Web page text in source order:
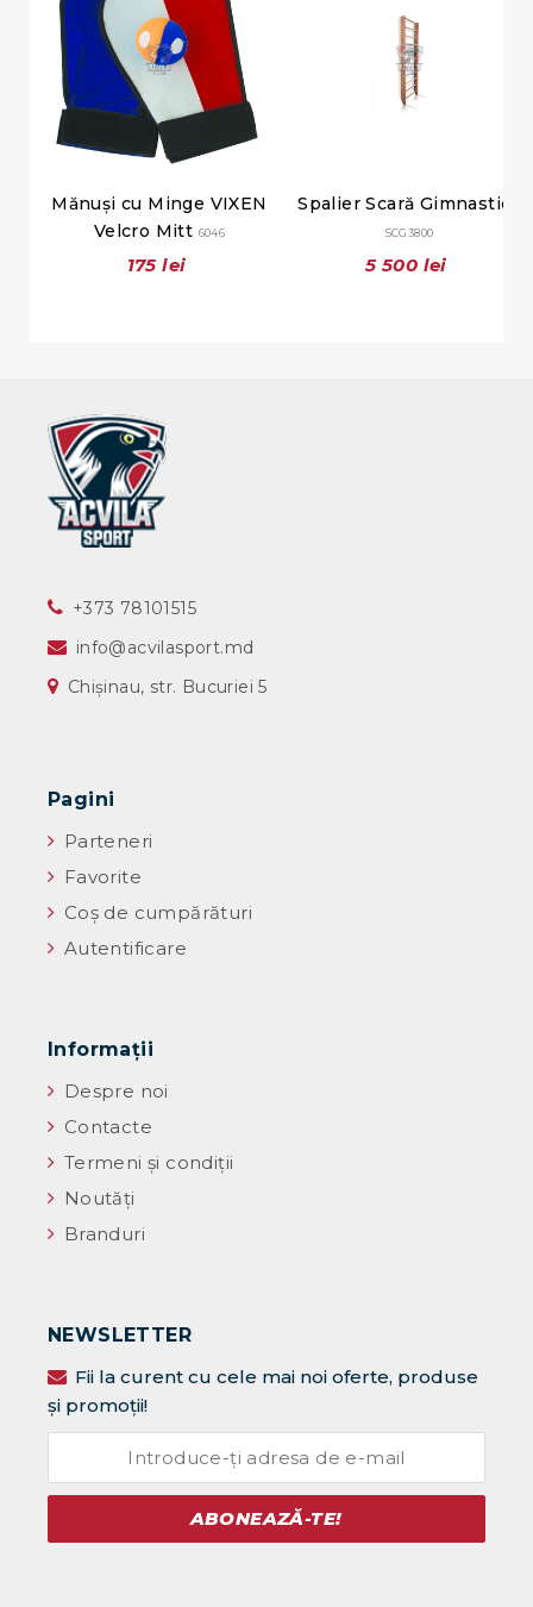
Mănuși cu Minge VIXEN
Velcro Mitt 6046
175 lei
Spalier Scară Gimnastică
SCG3800
5 500 lei
‎+373 78101515
info@acvilasport.md
Chișinau, str. Bucuriei 5
Pagini
Parteneri
Favorite
Coș de cumpărături
Autentificare
Informaţii
Despre noi
Contacte
Termeni și condiții
Noutăţi
Branduri
NEWSLETTER
Fii la curent cu cele mai noi oferte, produse
și promoții!
ABONEAZĂ-TE!